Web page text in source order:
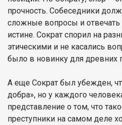
прочность. Собеседники
сложные вопросы и отвечать
истине. Сократ спорил на
этическими и не касались
было в новинку для древних
А еще Сократ был убежден,
добра», но у каждого
представление о том, что
преступники на самом деле